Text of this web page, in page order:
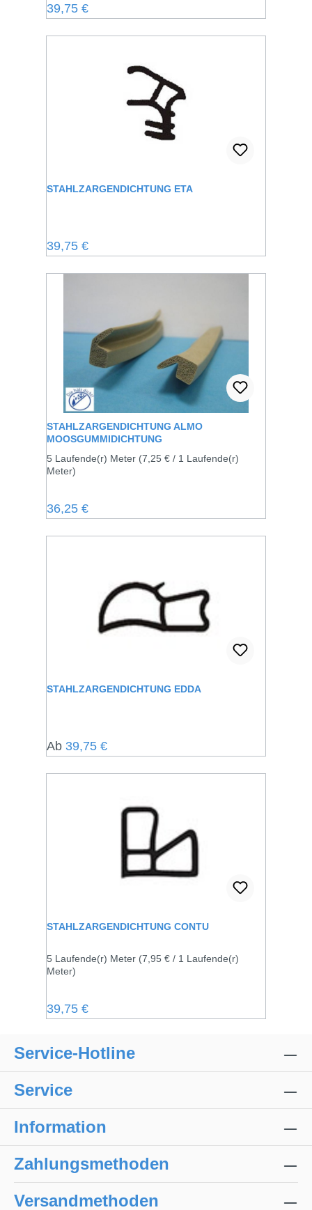
Regulärer Preis:
39,75 €
STAHLZARGENDICHTUNG ETA
Regulärer Preis:
39,75 €
STAHLZARGENDICHTUNG ALMO
MOOSGUMMIDICHTUNG
5 Laufende(r) Meter (7,25 € / 1 Laufende(r)
Meter)
Regulärer Preis:
36,25 €
STAHLZARGENDICHTUNG EDDA
Regulärer Preis:
Ab 39,75 €
STAHLZARGENDICHTUNG CONTU
5 Laufende(r) Meter (7,95 € / 1 Laufende(r)
Meter)
Regulärer Preis:
39,75 €
Service-Hotline
Service
Information
Zahlungsmethoden
Versandmethoden